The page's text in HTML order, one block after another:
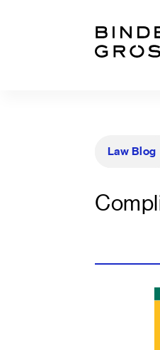
Law Blog